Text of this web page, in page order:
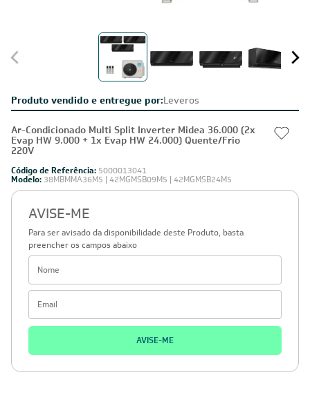
Produto vendido e entregue por:Leveros
Ar-Condicionado Multi Split Inverter Midea 36.000 (2x
Evap HW 9.000 + 1x Evap HW 24.000) Quente/Frio
220V
Código de Referência: 5000013041
Modelo: 38MBMMA36M5 | 42MGMSB09M5 | 42MGMSB24M5
AVISE-ME
Para ser avisado da disponibilidade deste Produto, basta
preencher os campos abaixo
AVISE-ME